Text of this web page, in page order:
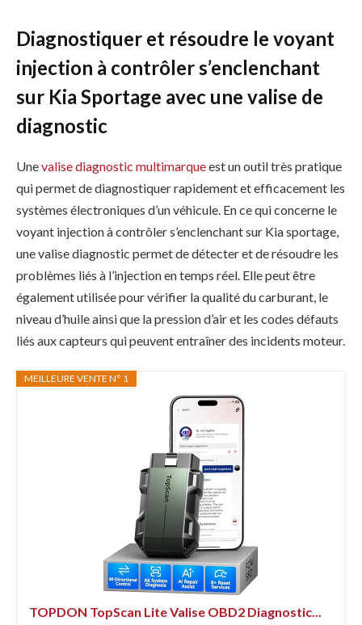
Diagnostiquer et résoudre le voyant
injection à contrôler s’enclenchant
sur Kia Sportage avec une valise de
diagnostic
Unevalise diagnostic multimarqueest un outil très pratique
qui permet de diagnostiquer rapidement et efficacement les
systèmes électroniques d’un véhicule. En ce qui concerne le
voyant injection à contrôler s’enclenchant sur Kia sportage,
une valise diagnostic permet de détecter et de résoudre les
problèmes liés à l’injection en temps réel. Elle peut être
également utilisée pour vérifier la qualité du carburant, le
niveau d’huile ainsi que la pression d’air et les codes défauts
liés aux capteurs qui peuvent entraîner des incidents moteur.
MEILLEURE VENTE N° 1
TOPDON TopScan Lite Valise OBD2 Diagnostic...